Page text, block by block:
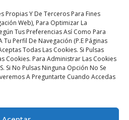
Propias Y De Terceros Para Fines
Web), Para Optimizar La
Tus Preferencias Así Como Para
Perfil De Navegación (p.e Páginas
Todas Las Cookies. Si Pulsas
Cookies. Para Administrar Las Cookies
Si No Pulsas Ninguna Opción No Se
A Preguntarte Cuando Accedas
de venta y envíos |